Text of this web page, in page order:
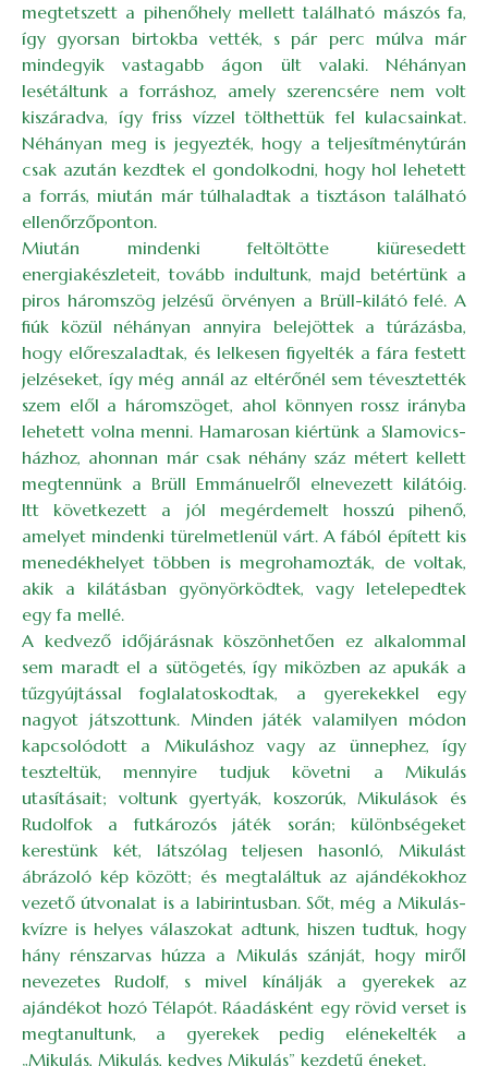
megtetszett a pihenőhely mellett található mászós fa,
így gyorsan birtokba vették, s pár perc múlva már
mindegyik vastagabb ágon ült valaki. Néhányan
lesétáltunk a forráshoz, amely szerencsére nem volt
kiszáradva, így friss vízzel tölthettük fel kulacsainkat.
Néhányan meg is jegyezték, hogy a teljesítménytúrán
csak azután kezdtek el gondolkodni, hogy hol lehetett
a forrás, miután már túlhaladtak a tisztáson található
ellenőrzőponton.
Miután mindenki feltöltötte kiüresedett
energiakészleteit, tovább indultunk, majd betértünk a
piros háromszög jelzésű örvényen a Brüll-kilátó felé. A
fiúk közül néhányan annyira belejöttek a túrázásba,
hogy előreszaladtak, és lelkesen figyelték a fára festett
jelzéseket, így még annál az eltérőnél sem tévesztették
szem elől a háromszöget, ahol könnyen rossz irányba
lehetett volna menni. Hamarosan kiértünk a Slamovics-
házhoz, ahonnan már csak néhány száz métert kellett
megtennünk a Brüll Emmánuelről elnevezett kilátóig.
Itt következett a jól megérdemelt hosszú pihenő,
amelyet mindenki türelmetlenül várt. A fából épített kis
menedékhelyet többen is megrohamozták, de voltak,
akik a kilátásban gyönyörködtek, vagy letelepedtek
egy fa mellé.
A kedvező időjárásnak köszönhetően ez alkalommal
sem maradt el a sütögetés, így miközben az apukák a
tűzgyújtással foglalatoskodtak, a gyerekekkel egy
nagyot játszottunk. Minden játék valamilyen módon
kapcsolódott a Mikuláshoz vagy az ünnephez, így
teszteltük, mennyire tudjuk követni a Mikulás
utasításait; voltunk gyertyák, koszorúk, Mikulások és
Rudolfok a futkározós játék során; különbségeket
kerestünk két, látszólag teljesen hasonló, Mikulást
ábrázoló kép között; és megtaláltuk az ajándékokhoz
vezető útvonalat is a labirintusban. Sőt, még a Mikulás-
kvízre is helyes válaszokat adtunk, hiszen tudtuk, hogy
hány rénszarvas húzza a Mikulás szánját, hogy miről
nevezetes Rudolf, s mivel kínálják a gyerekek az
ajándékot hozó Télapót. Ráadásként egy rövid verset is
megtanultunk, a gyerekek pedig elénekelték a
„Mikulás, Mikulás, kedves Mikulás” kezdetű éneket.